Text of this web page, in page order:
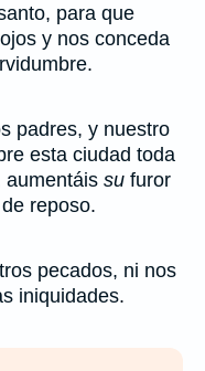
para que
y nos conceda
padres, y nuestro
esta ciudad toda
aumentáis su furor
reposo.
pecados, ni nos
iniquidades.